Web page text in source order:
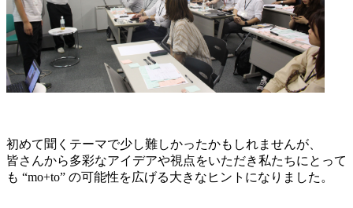
初めて聞くテーマで少し難しかったかもしれませんが、
皆さんから多彩なアイデアや視点をいただき私たちにとって
も “mo+to” の可能性を広げる大きなヒントになりました。